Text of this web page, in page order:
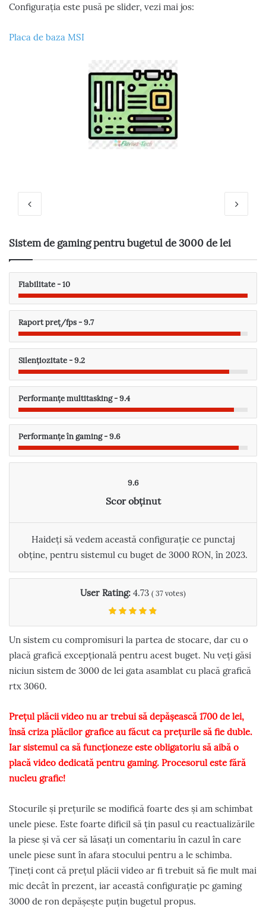
Configurația este pusă pe slider, vezi mai jos:
Placa de baza MSI
Sistem de gaming pentru bugetul de 3000 de lei
Fiabilitate - 10
Raport preț/fps - 9.7
Silențiozitate - 9.2
Performanțe multitasking - 9.4
Performanțe în gaming - 9.6
9.6
Scor obținut
Haideți să vedem această configurație ce punctaj
obține, pentru sistemul cu buget de 3000 RON, în 2023.
User Rating: 4.73 ( 37 votes)
Un sistem cu compromisuri la partea de stocare, dar cu o
placă grafică excepțională pentru acest buget. Nu veți găsi
niciun sistem de 3000 de lei gata asamblat cu placă grafică
rtx 3060.
Prețul plăcii video nu ar trebui să depășească 1700 de lei,
însă criza plăcilor grafice au făcut ca prețurile să fie duble.
Iar sistemul ca să funcționeze este obligatoriu să aibă o
placă video dedicată pentru gaming. Procesorul este fără
nucleu grafic!
Stocurile și prețurile se modifică foarte des și am schimbat
unele piese. Este foarte dificil să țin pasul cu reactualizările
la piese și vă cer să lăsați un comentariu în cazul în care
unele piese sunt în afara stocului pentru a le schimba.
Țineți cont că prețul plăcii video ar fi trebuit să fie mult mai
mic decât în prezent, iar această configurație pc gaming
3000 de ron depășește puțin bugetul propus.